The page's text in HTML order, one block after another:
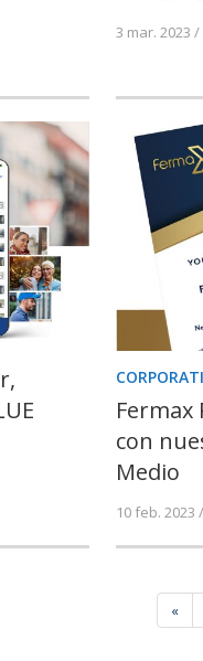
3 mar. 2023 /
con
Medio
10 feb. 2023 /
«